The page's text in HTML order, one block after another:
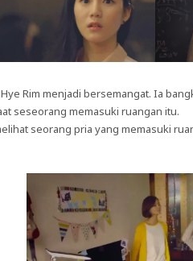
Rim menjadi bersemangat. Ia
seseorang memasuki ruangan itu.
seorang pria yang memasuki